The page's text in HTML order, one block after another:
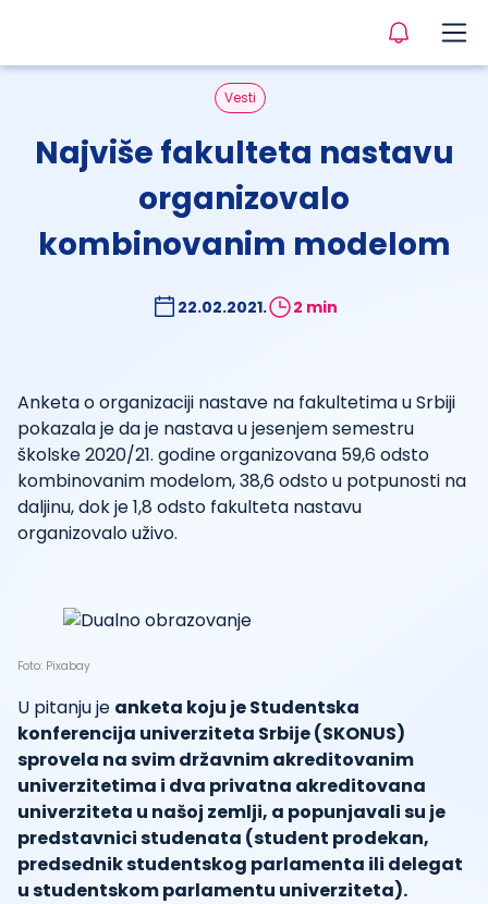
Vesti
Najviše fakulteta nastavu
organizovalo
kombinovanim modelom
22.02.2021. 2 min
Anketa o organizaciji nastave na fakultetima u Srbiji
pokazala je da je nastava u jesenjem semestru
školske 2020/21. godine organizovana 59,6 odsto
kombinovanim modelom, 38,6 odsto u potpunosti na
daljinu, dok je 1,8 odsto fakulteta nastavu
organizovalo uživo.
Foto: Pixabay
U pitanju je anketa koju je Studentska
konferencija univerziteta Srbije (SKONUS)
sprovela na svim državnim akreditovanim
univerzitetima i dva privatna akreditovana
univerziteta u našoj zemlji, a popunjavali su je
predstavnici studenata (student prodekan,
predsednik studentskog parlamenta ili delegat
u studentskom parlamentu univerziteta).